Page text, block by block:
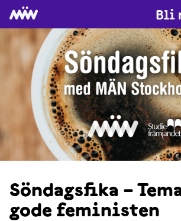
Bli
Söndagsfika –
gode feministen